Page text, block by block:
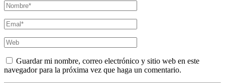
Guardar mi nombre, correo electrónico y sitio web en este
navegador para la próxima vez que haga un comentario.